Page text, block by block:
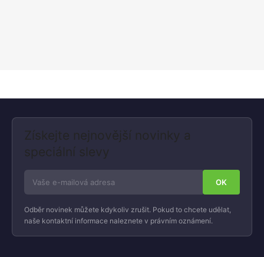
Získejte nejnovější novinky a
speciální slevy
Odběr novinek můžete kdykoliv zrušit. Pokud to chcete udělat,
naše kontaktní informace naleznete v právním oznámení.